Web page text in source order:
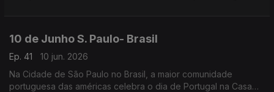
10 de Junho S. Paulo- Brasil
Ep. 41
10 jun. 2026
Na Cidade de São Paulo no Brasil, a maior comunidade
portuguesa das américas celebra o dia de Portugal na Casa